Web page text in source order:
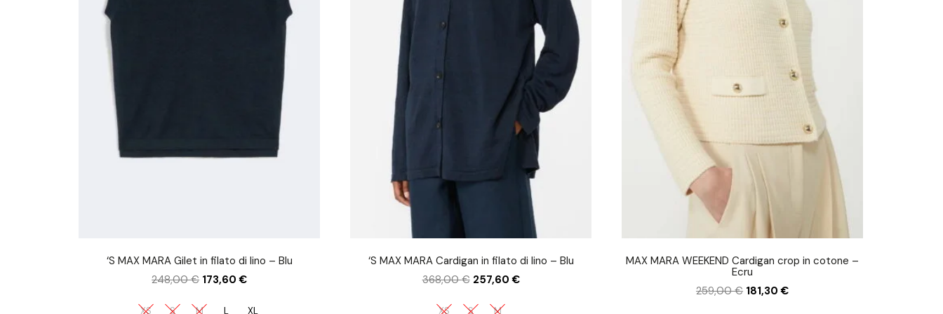
‘S MAX MARA Gilet in filato di lino – Blu
248,00€ 173,60€
XS S M L XL
‘S MAX MARA Cardigan in filato di lino – Blu
368,00€ 257,60€
XS S M
MAX MARA WEEKEND Cardigan crop in cotone –
Ecru
259,00€ 181,30€